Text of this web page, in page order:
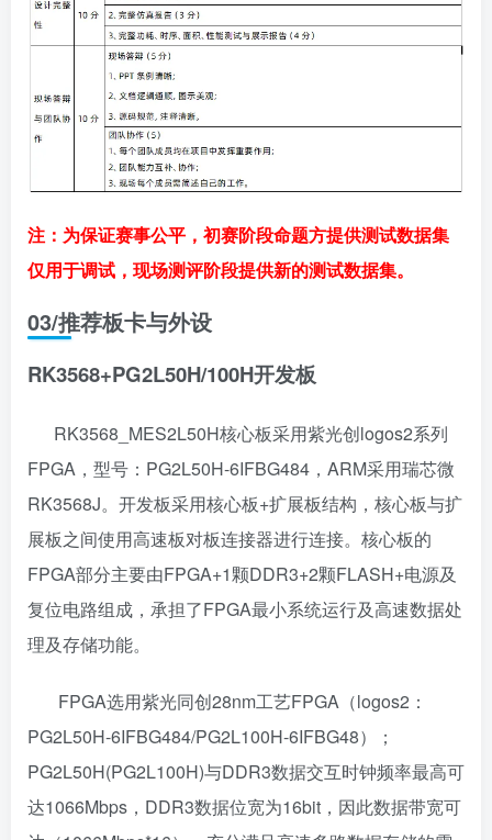
注：为保证赛事公平，初赛阶段命题方提供测试数据集
仅用于调试，现场测评阶段提供新的测试数据集。
03/推荐板卡与外设
RK3568+PG2L50H/100H开发板
RK3568_MES2L50H核心板采用紫光创logos2系列
FPGA，型号：PG2L50H-6IFBG484，ARM采用瑞芯微
RK3568J。开发板采用核心板+扩展板结构，核心板与扩
展板之间使用高速板对板连接器进行连接。核心板的
FPGA部分主要由FPGA+1颗DDR3+2颗FLASH+电源及
复位电路组成，承担了FPGA最小系统运行及高速数据处
理及存储功能。
FPGA选用紫光同创28nm工艺FPGA（logos2：
PG2L50H-6IFBG484/PG2L100H-6IFBG48）；
PG2L50H(PG2L100H)与DDR3数据交互时钟频率最高可
达1066Mbps，DDR3数据位宽为16bit，因此数据带宽可